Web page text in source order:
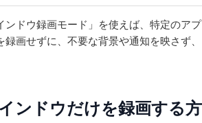
ンドウ録画モード」を使えば、特定のア
録画せずに、不要な背景や通知を映さず
ンドウだけを録画する